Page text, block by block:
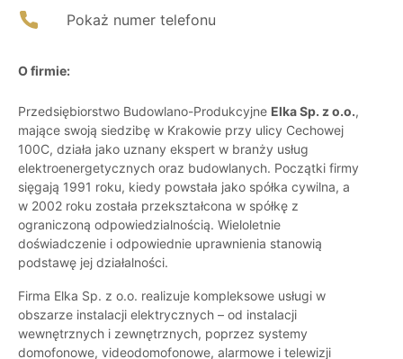
Pokaż numer telefonu
O firmie:
Przedsiębiorstwo Budowlano-Produkcyjne Elka Sp. z o.o.,
mające swoją siedzibę w Krakowie przy ulicy Cechowej
100C, działa jako uznany ekspert w branży usług
elektroenergetycznych oraz budowlanych. Początki firmy
sięgają 1991 roku, kiedy powstała jako spółka cywilna, a
w 2002 roku została przekształcona w spółkę z
ograniczoną odpowiedzialnością. Wieloletnie
doświadczenie i odpowiednie uprawnienia stanowią
podstawę jej działalności.
Firma Elka Sp. z o.o. realizuje kompleksowe usługi w
obszarze instalacji elektrycznych – od instalacji
wewnętrznych i zewnętrznych, poprzez systemy
domofonowe, videodomofonowe, alarmowe i telewizji